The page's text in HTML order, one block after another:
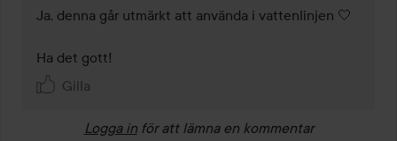
Ja, denna går utmärkt att använda i vattenlinjen 🤍
Ha det gott!
Gilla
Logga in för att lämna en kommentar